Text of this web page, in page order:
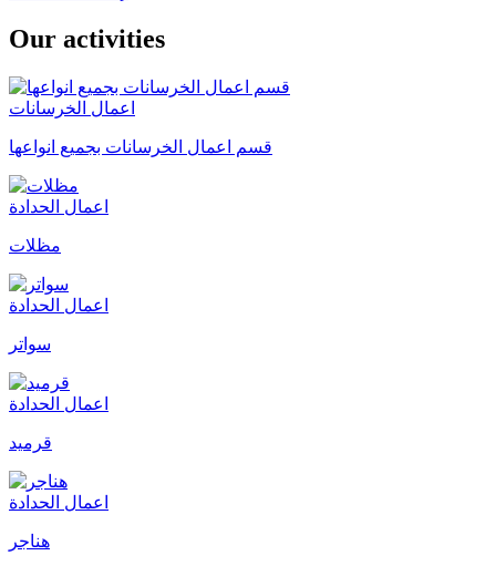
Our activities
اعمال الخرسانات
قسم اعمال الخرسانات بجميع انواعها
اعمال الحدادة
مظلات
اعمال الحدادة
سواتر
اعمال الحدادة
قرميد
اعمال الحدادة
هناجر